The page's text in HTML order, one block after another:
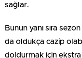
sağlar.
Bunun yanı sıra
da oldukça cazip
doldurmak için